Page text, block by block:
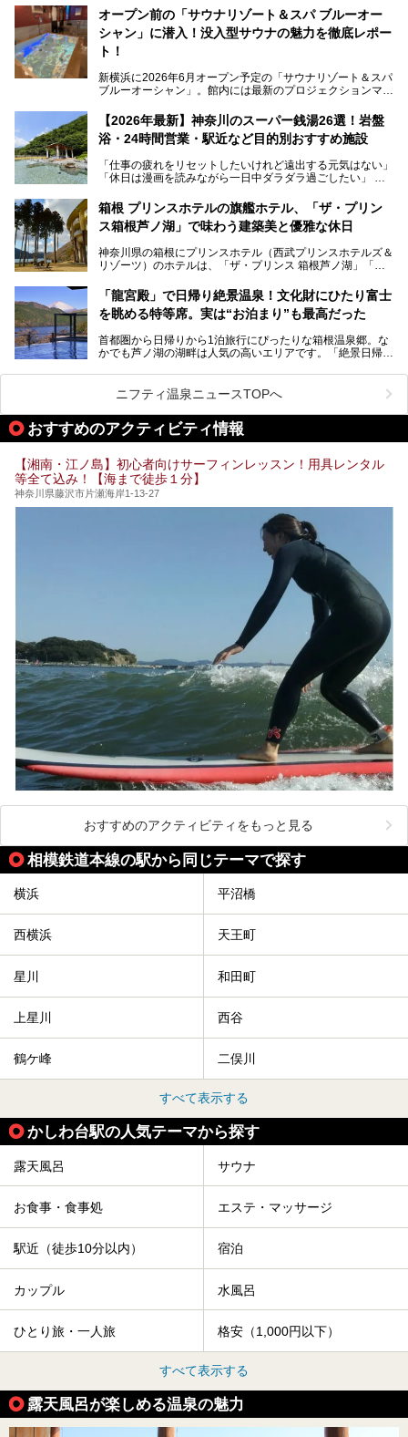
す。サウナや水風呂の気持ちよさはもちろん、リラックスス
ペースの過ごしやすさまで徹底チェック。新横浜エリアで日
常の疲れをリセットしたい人、ライブやスポーツ観戦遠征組
は必見です。
オープン前の「サウナリゾート＆スパ ブルーオー
シャン」に潜入！没入型サウナの魅力を徹底レポー
ト！
新横浜に2026年6月オープン予定の「サウナリゾート＆スパ
ブルーオーシャン」。館内には最新のプロジェクションマッ
的な“没入感（イマーシブ）”を体験できます。
今回は、そんな大注目の施設に一足先にお邪魔し、その全貌
を見学させていただきました！
サウナ室の中に咲き誇る桜、魚たちが泳ぐ水風呂、そしてバ
リのビーチを思わせる休憩スペース…。驚きの連続だった館
内の様子をレポートします！
【2026年最新】神奈川のスーパー銭湯26選！岩盤
浴・24時間営業・駅近など目的別おすすめ施設
「仕事の疲れをリセットしたいけれど遠出する元気はない」
「休日は漫画を読みながら一日中ダラダラ過ごしたい」
たい」
そんな「癒やされたい」という願いを叶えてくれるのが、神
神奈川県には、サウナや岩盤浴、一日中遊べるエンタメ施設
など、“非日常”を味わえるスーパー銭湯が数多く揃っていま
う」という人も多いはず。
そこで今回は、神奈川県内の人気施設26選を「安さ」「岩
業」「駅近」など、目的別に厳選して紹介します。
今の気分にぴったりの施設を見つけて、最高のリフレッシュ
箱根 プリンスホテルの旗艦ホテル、「ザ・プリン
ス箱根芦ノ湖」で味わう建築美と優雅な休日
神奈川県の箱根にプリンスホテル（西武プリンスホテルズ＆
リゾーツ）のホテルは、「ザ・プリンス 箱根芦ノ湖」「芦
「箱根仙石原プリンスホテル」と4軒あり、今回ご紹介する
「ザ・プリンス 箱根芦ノ湖」は、その中でもフラッグシッ
プ（旗艦）に位置づけられる特別なホテルです。
昭和の日本を代表する建築家の一人、村野藤吾が芦ノ湖の畔
に建てた桃源郷のようなホテルがここ。自家源泉の温泉や、
提供元：株式会社西武・プリンスホテルズワールドワイド
【PR】
この記事はザ・プリンス 箱根芦ノ湖のPR記事です。
「龍宮殿」で日帰り絶景温泉！文化財にひたり富士
を眺める特等席。実は“お泊まり”も最高だった
首都圏から日帰りから1泊旅行にぴったりな箱根温泉郷。な
かでも芦ノ湖の湖畔は人気の高いエリアです。「絶景日帰り
が楽しめるまさに眺望自慢の日帰り温泉。
そしてここは全24室の「箱根 芦ノ湖畔蛸川温泉 龍宮殿」と
して宿泊もできます。宿泊者は「龍宮殿本館」の営業時間に
加えて、朝6時からの宿泊者専用時間帯にも「龍宮殿本館」
のお風呂が利用できます。
今回は日帰り温泉としての「絶景日帰り温泉 龍宮殿本館
（以下、龍宮殿本館）」と、旅館としての「箱根 芦ノ湖畔
蛸川温泉 龍宮殿（以下、龍宮殿）」の両方の魅力をたっぷ
りお伝えします！
ここは箱根神社、九頭龍神社、白龍神社、箱根元宮と箱根の
4つの神社に囲まれたパワースポットです。
提供元：株式会社西武・プリンスホテルズワールドワイド
この記事は箱根 芦ノ湖畔蛸川温泉 龍宮殿のPR記事です。
ニフティ温泉ニュースTOPへ
おすすめのアクティビティ情報
【湘南・江ノ島】初心者向けサーフィンレッスン！用具レンタル
等全て込み！【海まで徒歩１分】
神奈川県藤沢市片瀬海岸1-13-27
おすすめのアクティビティをもっと見る
相模鉄道本線の駅から同じテーマで探す
横浜 平沼橋
西横浜 天王町
星川 和田町
上星川 西谷
鶴ケ峰 二俣川
すべて表示する
かしわ台駅の人気テーマから探す
露天風呂 サウナ
お食事・食事処 エステ・マッサージ
駅近（徒歩10分以内） 宿泊
カップル 水風呂
ひとり旅・一人旅 格安（1,000円以下）
すべて表示する
露天風呂が楽しめる温泉の魅力